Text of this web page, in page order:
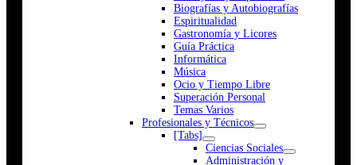
Biografías y Autobiografías
Espiritualidad
Gastronomía y Licores
Guía Práctica
Informática
Música
Ocio y Tiempo Libre
Superación Personal
Temas Varios
Profesionales y Técnicos
[Tabs]
Ciencias Sociales
Administración y